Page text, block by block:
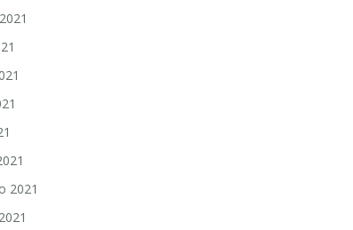
2021